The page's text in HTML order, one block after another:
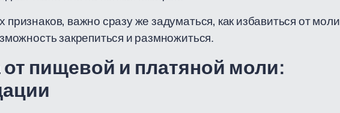
важно сразу же задуматься, как избавиться от моли
закрепиться и размножиться.
пищевой и платяной моли: